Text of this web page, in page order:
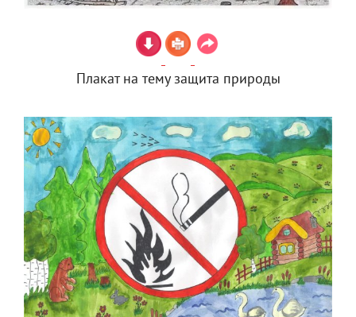
Плакат на тему защита природы